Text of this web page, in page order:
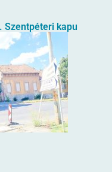
Szentpéteri kapu